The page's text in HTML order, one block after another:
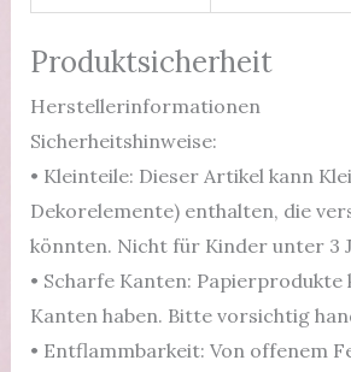
Produktsicherheit
Herstellerinformationen
Sicherheitshinweise:
• Kleinteile: Dieser Artikel kann
Dekorelemente) enthalten, die
könnten. Nicht für Kinder unter 3
• Scharfe Kanten: Papierprodukte
Kanten haben. Bitte vorsichtig
• Entflammbarkeit: Von offenem